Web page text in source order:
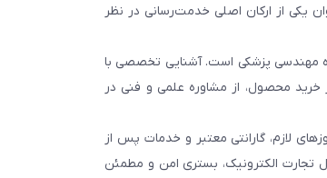
یکی از ارکان اصلی خدمت‌رسانی در نظر
مهندسی پزشکی است. آشنایی تخصصی با
خرید محصول، از مشاوره علمی و فنی در
لازم، گارانتی معتبر و خدمات پس از
تجارت الکترونیک، بستری امن و مطمئن